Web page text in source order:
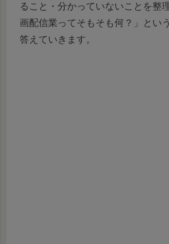
ること・分かっていないことを整
画配信業ってそもそも何？」とい
答えていきます。